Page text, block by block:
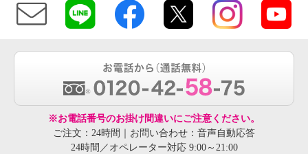
※お電話番号のお掛け間違いにご注意ください。
ご注文：24時間｜お問い合わせ：音声自動応答
24時間／オペレーター対応 9:00～21:00